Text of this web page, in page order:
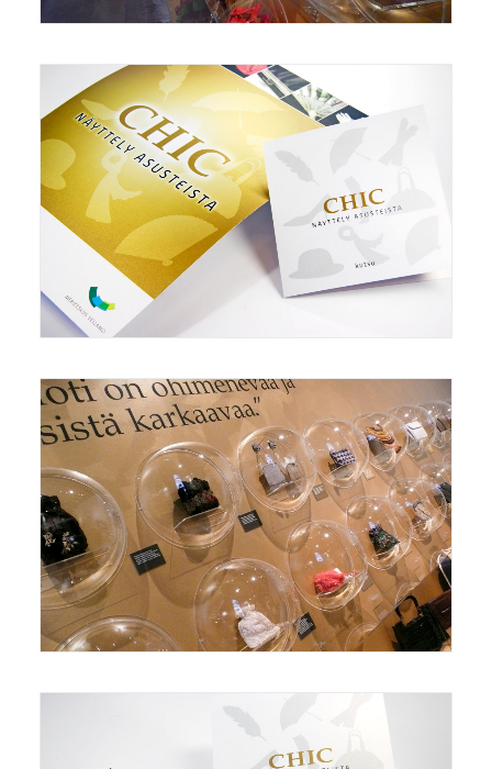
Näyttelyt/Exhibitions Logot/logos Grafiikka/Graphics
Näyttelyt/Exhibitions